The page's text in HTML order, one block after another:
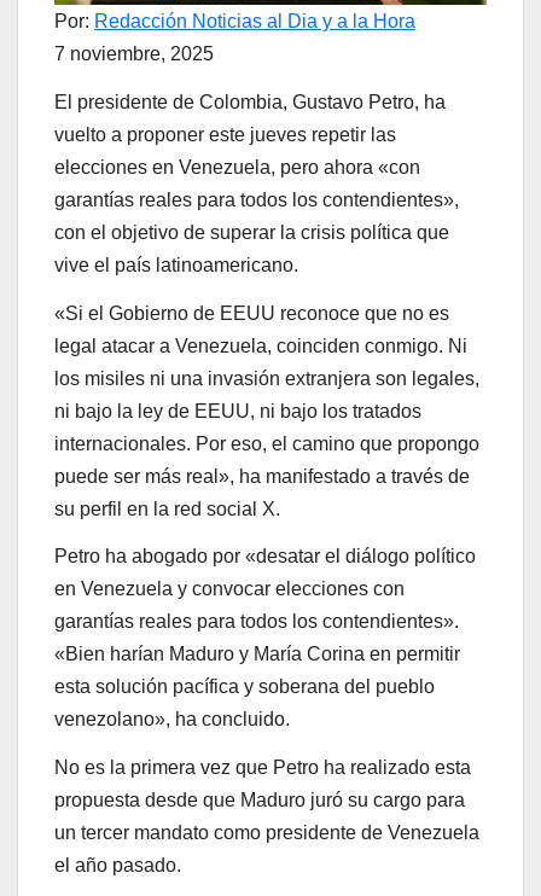
Por: Redacción Noticias al Dia y a la Hora
7 noviembre, 2025
El presidente de Colombia, Gustavo Petro, ha
vuelto a proponer este jueves repetir las
elecciones en Venezuela, pero ahora «con
garantías reales para todos los contendientes»,
con el objetivo de superar la crisis política que
vive el país latinoamericano.
«Si el Gobierno de EEUU reconoce que no es
legal atacar a Venezuela, coinciden conmigo. Ni
los misiles ni una invasión extranjera son legales,
ni bajo la ley de EEUU, ni bajo los tratados
internacionales. Por eso, el camino que propongo
puede ser más real», ha manifestado a través de
su perfil en la red social X.
Petro ha abogado por «desatar el diálogo político
en Venezuela y convocar elecciones con
garantías reales para todos los contendientes».
«Bien harían Maduro y María Corina en permitir
esta solución pacífica y soberana del pueblo
venezolano», ha concluido.
No es la primera vez que Petro ha realizado esta
propuesta desde que Maduro juró su cargo para
un tercer mandato como presidente de Venezuela
el año pasado.